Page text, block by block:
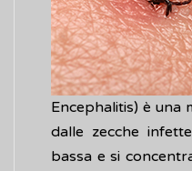
Encephalitis) è una
dalle zecche
bassa e si